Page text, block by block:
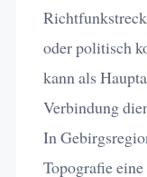
oder politisch
kann als
Verbindung
In
Topografie